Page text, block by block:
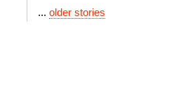
... older stories